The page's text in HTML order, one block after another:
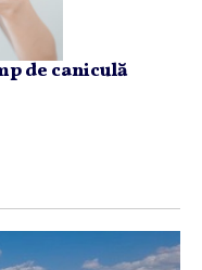
de caniculă